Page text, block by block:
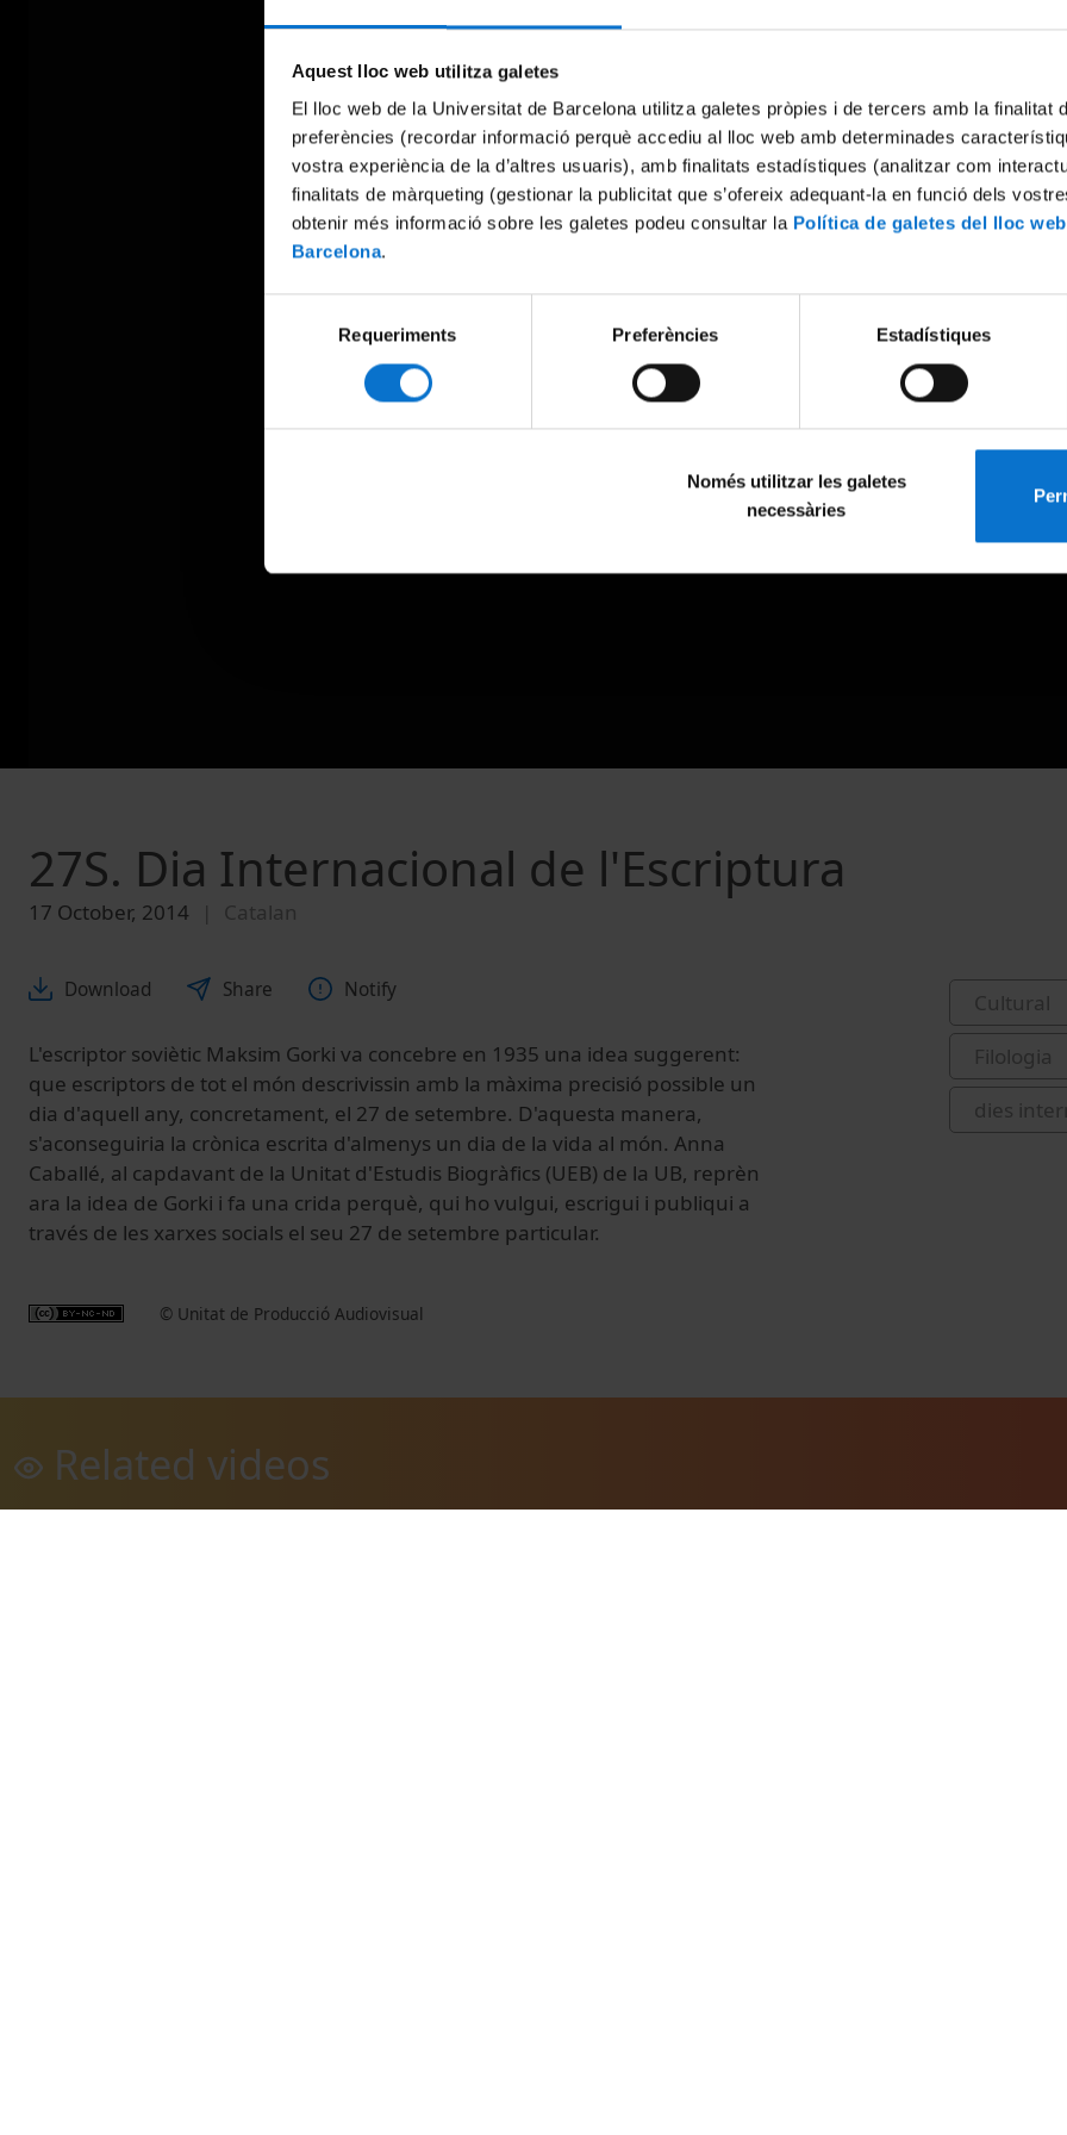
Aquest lloc web utilitza galetes
El lloc web de la Universitat de Barcelona utilitza galetes pròpies i de tercers amb la finalitat
preferències (recordar informació perquè accediu al lloc web amb determinades
vostra experiència de la d’altres usuaris), amb finalitats estadístiques (analitzar com
finalitats de màrqueting (gestionar la publicitat que s’ofereix adequant-la en funció dels
obtenir més informació sobre les galetes podeu consultar la Política de galetes del lloc
Barcelona.
Requeriments Preferències Estadístiques
Només utilitzar les galetes
necessàries
27S. Dia Internacional de l'Escriptura
17 October, 2014 Catalan
Download Share Notify
L'escriptor soviètic Maksim Gorki va concebre en 1935 una idea suggerent:
que escriptors de tot el món descrivissin amb la màxima precisió possible un
dia d'aquell any, concretament, el 27 de setembre. D'aquesta manera,
s'aconseguiria la crònica escrita d'almenys un dia de la vida al món. Anna
Caballé, al capdavant de la Unitat d'Estudis Biogràfics (UEB) de la UB, reprèn
ara la idea de Gorki i fa una crida perquè, qui ho vulgui, escrigui i publiqui a
través de les xarxes socials el seu 27 de setembre particular.
© Unitat de Producció Audiovisual
Cultural
Filologia
dies
Related videos